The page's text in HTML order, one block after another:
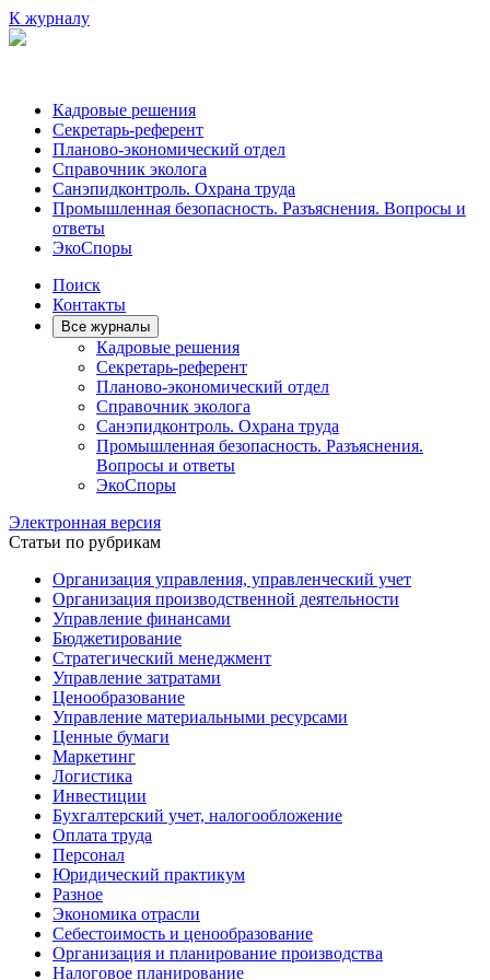
К журналу
Кадровые решения
Секретарь-референт
Планово-экономический отдел
Справочник эколога
Санэпидконтроль. Охрана труда
Промышленная безопасность. Разъяснения. Вопросы и
ответы
ЭкоСпоры
Поиск
Контакты
Все журналы
Кадровые решения
Секретарь-референт
Планово-экономический отдел
Справочник эколога
Санэпидконтроль. Охрана труда
Промышленная безопасность. Разъяснения.
Вопросы и ответы
ЭкоСпоры
Электронная версия
Статьи по рубрикам
Организация управления, управленческий учет
Организация производственной деятельности
Управление финансами
Бюджетирование
Стратегический менеджмент
Управление затратами
Ценообразование
Управление материальными ресурсами
Ценные бумаги
Маркетинг
Логистика
Инвестиции
Бухгалтерский учет, налогообложение
Оплата труда
Персонал
Юридический практикум
Разное
Экономика отрасли
Себестоимость и ценообразование
Организация и планирование производства
Налоговое планирование